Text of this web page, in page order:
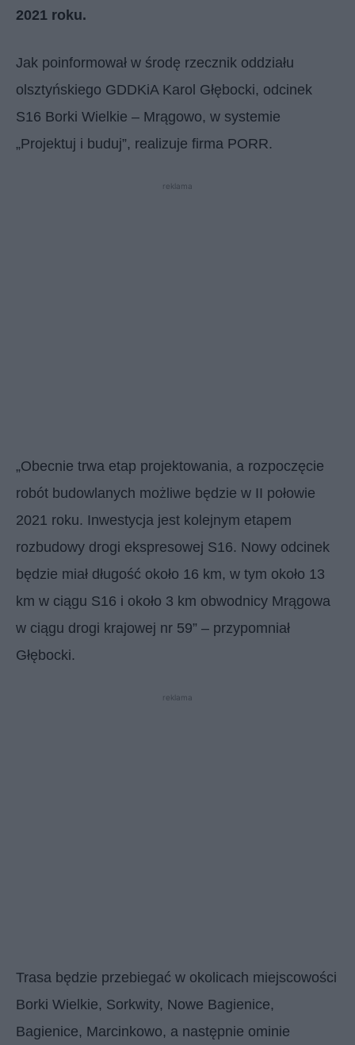
2021 roku.
Jak poinformował w środę rzecznik oddziału
olsztyńskiego GDDKiA Karol Głębocki, odcinek
S16 Borki Wielkie – Mrągowo, w systemie
„Projektuj i buduj”, realizuje firma PORR.
reklama
„Obecnie trwa etap projektowania, a rozpoczęcie
robót budowlanych możliwe będzie w II połowie
2021 roku. Inwestycja jest kolejnym etapem
rozbudowy drogi ekspresowej S16. Nowy odcinek
będzie miał długość około 16 km, w tym około 13
km w ciągu S16 i około 3 km obwodnicy Mrągowa
w ciągu drogi krajowej nr 59” – przypomniał
Głębocki.
reklama
Trasa będzie przebiegać w okolicach miejscowości
Borki Wielkie, Sorkwity, Nowe Bagienice,
Bagienice, Marcinkowo, a następnie ominie